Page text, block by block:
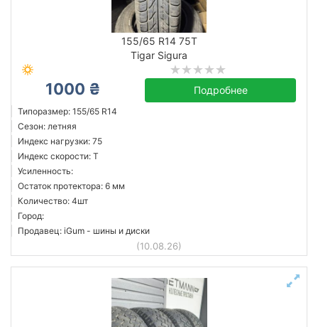
155/65 R14 75T
Tigar Sigura
1000 ₴ Подробнее
Типоразмер: 155/65 R14
Сезон: летняя
Индекс нагрузки: 75
Индекс скорости: T
Усиленность:
Остаток протектора: 6 мм
Количество: 4шт
Город:
Продавец: iGum - шины и диски
(10.08.26)